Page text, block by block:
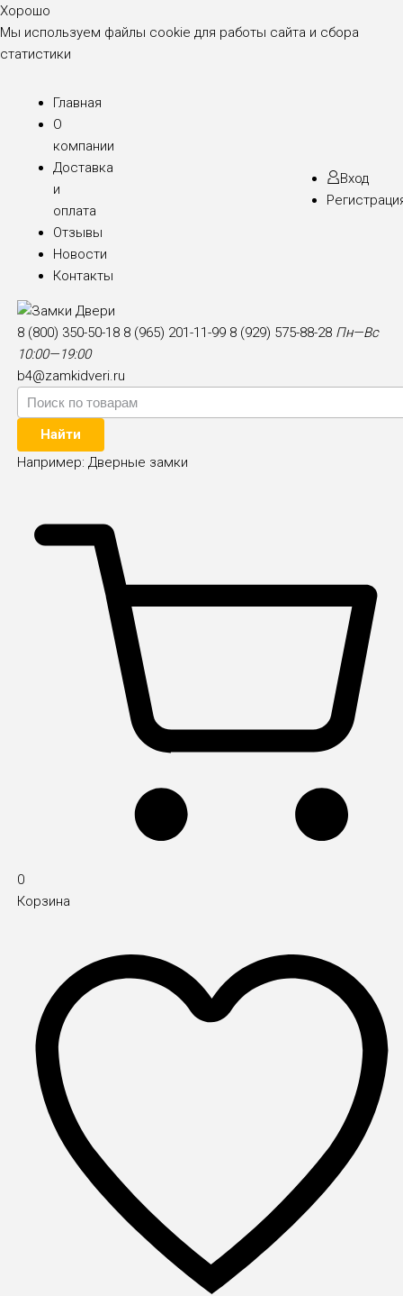
Хорошо
Мы используем файлы cookie для работы сайта и сбора
статистики
Главная
О
компании
Доставка
и
оплата
Отзывы
Новости
Контакты
Вход
8 (800) 350-50-18 8 (965) 201-11-99 8 (929) 575-88-28 Пн—Вс
10:00—19:00
b4@zamkidveri.ru
Найти
Например:Дверные замки
0
Корзина